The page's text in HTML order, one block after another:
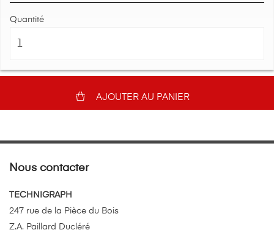
Quantité
AJOUTER AU PANIER
Nous contacter
TECHNIGRAPH
247 rue de la Pièce du Bois
Z.A. Paillard Ducléré